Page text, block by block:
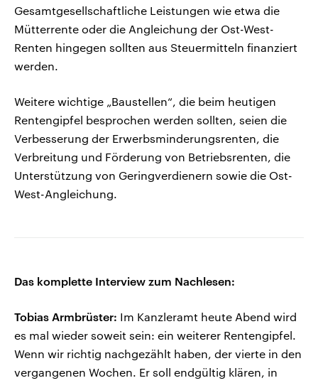
Gesamtgesellschaftliche Leistungen wie etwa die
Mütterrente oder die Angleichung der Ost-West-
Renten hingegen sollten aus Steuermitteln finanziert
werden.
Weitere wichtige „Baustellen“, die beim heutigen
Rentengipfel besprochen werden sollten, seien die
Verbesserung der Erwerbsminderungsrenten, die
Verbreitung und Förderung von Betriebsrenten, die
Unterstützung von Geringverdienern sowie die Ost-
West-Angleichung.
Das komplette Interview zum Nachlesen:
Tobias Armbrüster: Im Kanzleramt heute Abend wird
es mal wieder soweit sein: ein weiterer Rentengipfel.
Wenn wir richtig nachgezählt haben, der vierte in den
vergangenen Wochen. Er soll endgültig klären, in